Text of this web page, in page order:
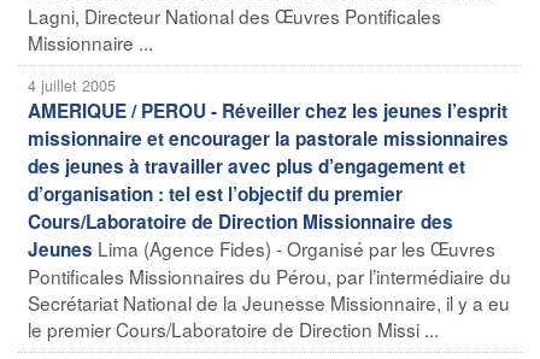
Lagni, Directeur National des Œuvres Pontificales
Missionnaire ...
4 juillet 2005
AMERIQUE / PEROU - Réveiller chez les jeunes l’esprit
missionnaire et encourager la pastorale missionnaires
des jeunes à travailler avec plus d’engagement et
d’organisation : tel est l’objectif du premier
Cours/Laboratoire de Direction Missionnaire des
Jeunes Lima (Agence Fides) - Organisé par les Œuvres
Pontificales Missionnaires du Pérou, par l’intermédiaire du
Secrétariat National de la Jeunesse Missionnaire, il y a eu
le premier Cours/Laboratoire de Direction Missi ...